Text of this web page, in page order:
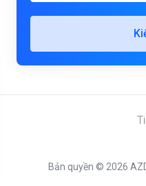
Bản quyền © 2026